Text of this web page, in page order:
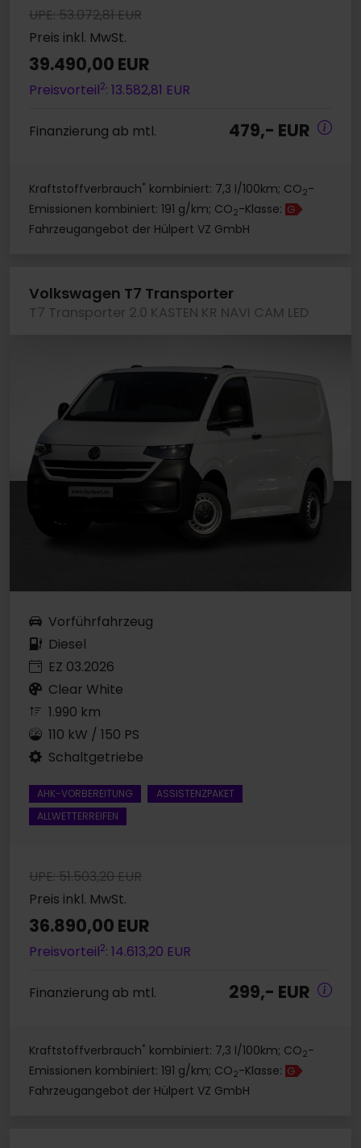
UPE: 53.072,81 EUR
Preis inkl. MwSt.
39.490,00 EUR
Preisvorteil2: 13.582,81 EUR
Finanzierung ab mtl. 479,- EUR
Kraftstoffverbrauch* kombiniert: 7,3 l/100km; CO2-
Emissionen kombiniert: 191 g/km; CO2-Klasse: G
Fahrzeugangebot der Hülpert VZ GmbH
Volkswagen T7 Transporter
T7 Transporter 2.0 KASTEN KR NAVI CAM LED
Vorführfahrzeug
Diesel
EZ 03.2026
Clear White
1.990 km
110 kW / 150 PS
Schaltgetriebe
AHK-VORBEREITUNG
ASSISTENZPAKET
ALLWETTERREIFEN
UPE: 51.503,20 EUR
Preis inkl. MwSt.
36.890,00 EUR
Preisvorteil2: 14.613,20 EUR
Finanzierung ab mtl. 299,- EUR
Kraftstoffverbrauch* kombiniert: 7,3 l/100km; CO2-
Emissionen kombiniert: 191 g/km; CO2-Klasse: G
Fahrzeugangebot der Hülpert VZ GmbH